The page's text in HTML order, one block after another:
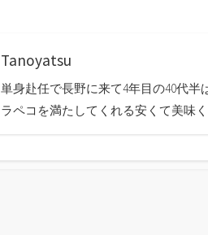
Tanoyatsu
単身赴任で長野に来て4年目の40代
ラペコを満たしてくれる安くて美味